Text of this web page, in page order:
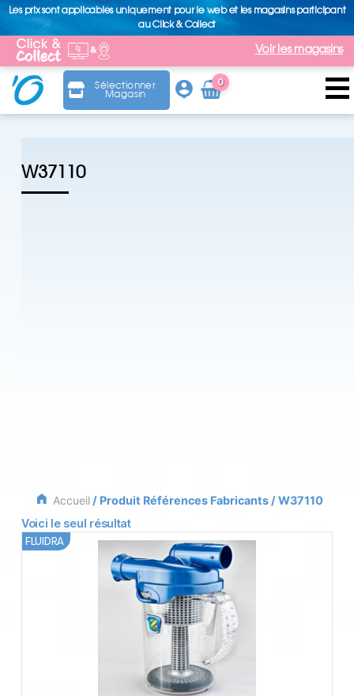
Les prix sont applicables uniquement pour le web et les magasins participant
au Click & Collect
Voir les magasins
Sélectionner
Magasin
0
Arti
cle
W37110
Accueil/ Produit Références Fabricants / W37110
Voici le seul résultat
FLUIDRA